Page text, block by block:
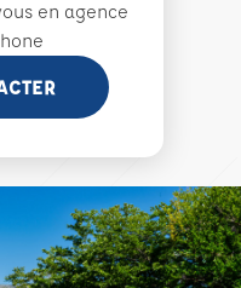
en agence